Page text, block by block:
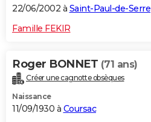
22/06/2002 à Saint-Paul-de-Serre
Famille FEKIR
Roger BONNET (71 ans)
Créer une cagnotte obsèques
Naissance
11/09/1930 à Coursac